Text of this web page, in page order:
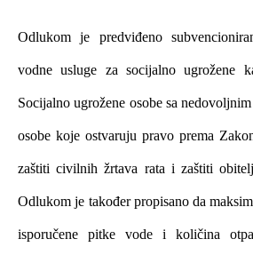
Odlukom je predviđeno
vodne usluge za socijalno ugrožene
Socijalno ugrožene osobe sa
osobe koje ostvaruju pravo prema
zaštiti civilnih žrtava rata i zaštiti
Odlukom je također propisano da
isporučene pitke vode i količina